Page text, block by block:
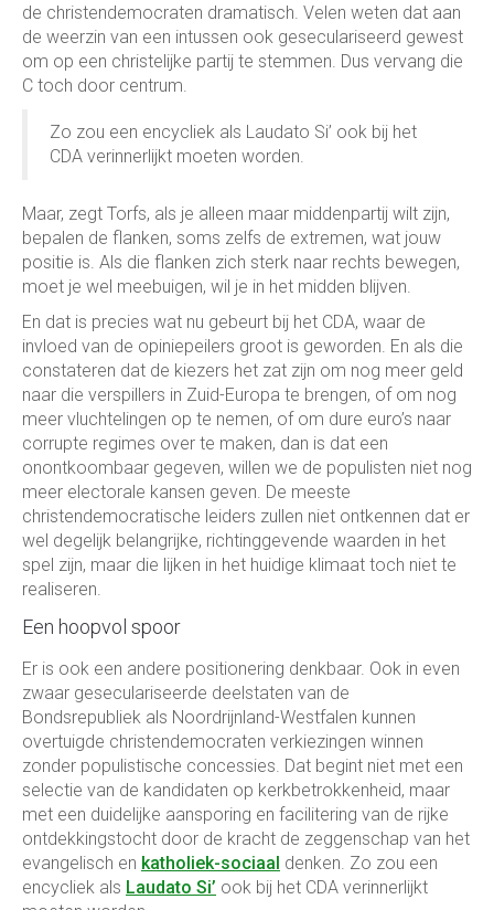
de christendemocraten dramatisch. Velen weten dat aan
de weerzin van een intussen ook geseculariseerd gewest
om op een christelijke partij te stemmen. Dus vervang die
C toch door centrum.
Zo zou een encycliek als Laudato Si’ ook bij het
CDA verinnerlijkt moeten worden.
Maar, zegt Torfs, als je alleen maar middenpartij wilt zijn,
bepalen de flanken, soms zelfs de extremen, wat jouw
positie is. Als die flanken zich sterk naar rechts bewegen,
moet je wel meebuigen, wil je in het midden blijven.
En dat is precies wat nu gebeurt bij het CDA, waar de
invloed van de opiniepeilers groot is geworden. En als die
constateren dat de kiezers het zat zijn om nog meer geld
naar die verspillers in Zuid-Europa te brengen, of om nog
meer vluchtelingen op te nemen, of om dure euro’s naar
corrupte regimes over te maken, dan is dat een
onontkoombaar gegeven, willen we de populisten niet nog
meer electorale kansen geven. De meeste
christendemocratische leiders zullen niet ontkennen dat er
wel degelijk belangrijke, richtinggevende waarden in het
spel zijn, maar die lijken in het huidige klimaat toch niet te
realiseren.
Een hoopvol spoor
Er is ook een andere positionering denkbaar. Ook in even
zwaar geseculariseerde deelstaten van de
Bondsrepubliek als Noordrijnland-Westfalen kunnen
overtuigde christendemocraten verkiezingen winnen
zonder populistische concessies. Dat begint niet met een
selectie van de kandidaten op kerkbetrokkenheid, maar
met een duidelijke aansporing en facilitering van de rijke
ontdekkingstocht door de kracht de zeggenschap van het
evangelisch en katholiek-sociaal denken. Zo zou een
encycliek als Laudato Si’ ook bij het CDA verinnerlijkt